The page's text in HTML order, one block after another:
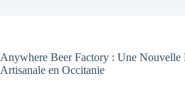
Anywhere Beer Factory : Une Nouvelle
Artisanale en Occitanie